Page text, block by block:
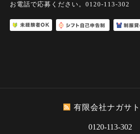
お電話で応募ください。0120-113-302
有限会社ナガサ
0120-113-302